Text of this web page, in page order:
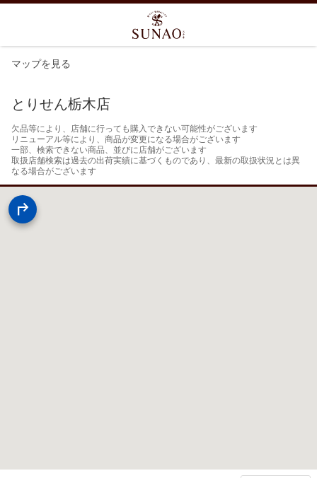
マップを見る
とりせん栃木店
欠品等により、店舗に行っても購入できない可能性がございます
リニューアル等により、商品が変更になる場合がございます
一部、検索できない商品、並びに店舗がございます
取扱店舗検索は過去の出荷実績に基づくものであり、最新の取扱状況とは異
なる場合がございます